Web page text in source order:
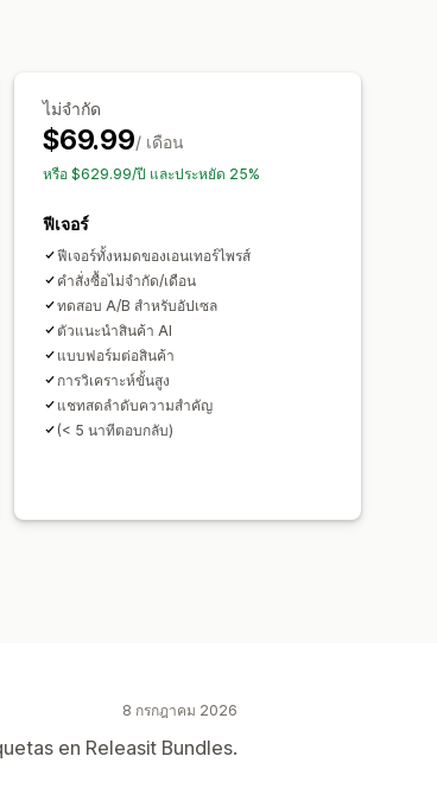
รติดตามพิกเซล
การจัดส่งฟรี
ส่วนลดตามปริมาณ
ลำดับความสำคัญ
ประสิทธิภาพช่องทาง
ไม่จำกัด
$69.99/ เดือน
หรือ $629.99/ปี และประหยัด 25%
ฟีเจอร์
ฟีเจอร์ทั้งหมดของเอนเทอร์ไพรส์
คำสั่งซื้อไม่จำกัด/เดือน
ทดสอบ A/B สำหรับอัปเซล
ตัวแนะนำสินค้า AI
แบบฟอร์มต่อสินค้า
การวิเคราะห์ขั้นสูง
แชทสดลำดับความสำคัญ
(< 5 นาทีตอบกลับ)
8 กรกฎาคม 2026
en Releasit Bundles.